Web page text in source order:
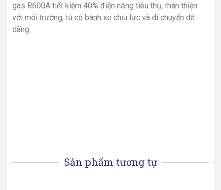
gas R600A tiết kiệm 40% điện năng tiêu thụ, thân thiện
với môi trường, tủ có bánh xe chịu lực và di chuyển dễ
dàng.
Sản phẩm tương tự